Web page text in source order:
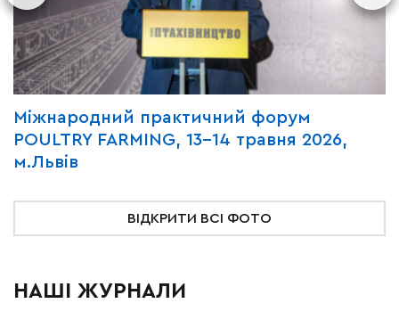
Міжнародний практичний форум
POULTRY FARMING, 13–14 травня 2026,
м.Львів
ВІДКРИТИ ВСІ ФОТО
НАШІ ЖУРНАЛИ